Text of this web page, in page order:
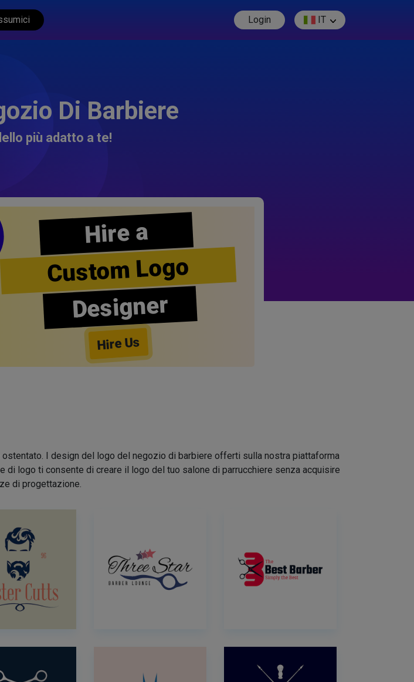
Login IT
Di Barbiere
più adatto a te!
Hire a
Custom Logo
Designer
Hire Us
I design del logo del negozio di barbiere offerti sulla nostra piattaforma
logo ti consente di creare il logo del tuo salone di parrucchiere senza acquisire
di progettazione.